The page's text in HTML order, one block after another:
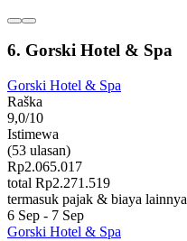
6. Gorski Hotel & Spa
Gorski Hotel & Spa
Raška
9,0/10
Istimewa
(53 ulasan)
Rp2.065.017
total Rp2.271.519
termasuk pajak & biaya lainnya
6 Sep - 7 Sep
Gorski Hotel & Spa